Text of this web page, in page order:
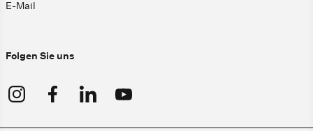
E-Mail
Folgen Sie uns